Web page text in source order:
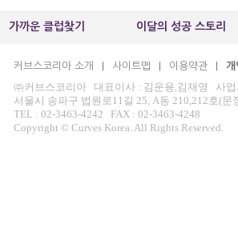
가까운 클럽찾기 이달의 성공 스토리
커브스코리아 소개 사이트맵 이용약관 개
㈜커브스코리아 대표이사 : 김운용,김재영 사업
서울시 송파구 법원로11길 25, A동 210,212호(
TEL : 02-3463-4242 FAX : 02-3463-4248
Copyright © Curves Korea. All Rights Reserved.